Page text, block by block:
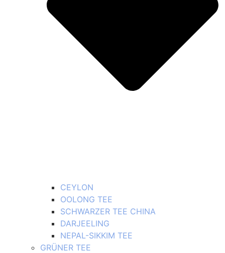
CEYLON
OOLONG TEE
SCHWARZER TEE CHINA
DARJEELING
NEPAL-SIKKIM TEE
GRÜNER TEE